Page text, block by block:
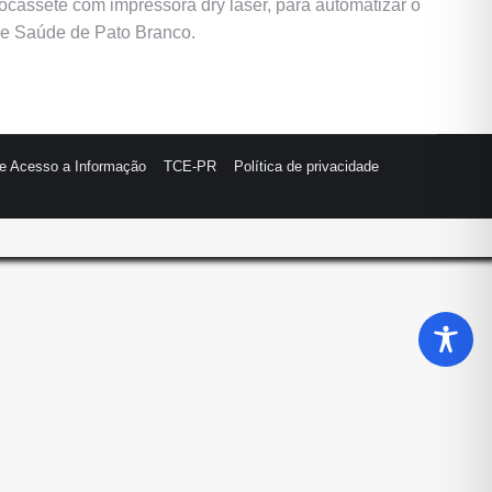
com impressora dry laser, para automatizar o
Saúde de Pato Branco.
Acesso a Informação TCE-PR
Política de privacidade